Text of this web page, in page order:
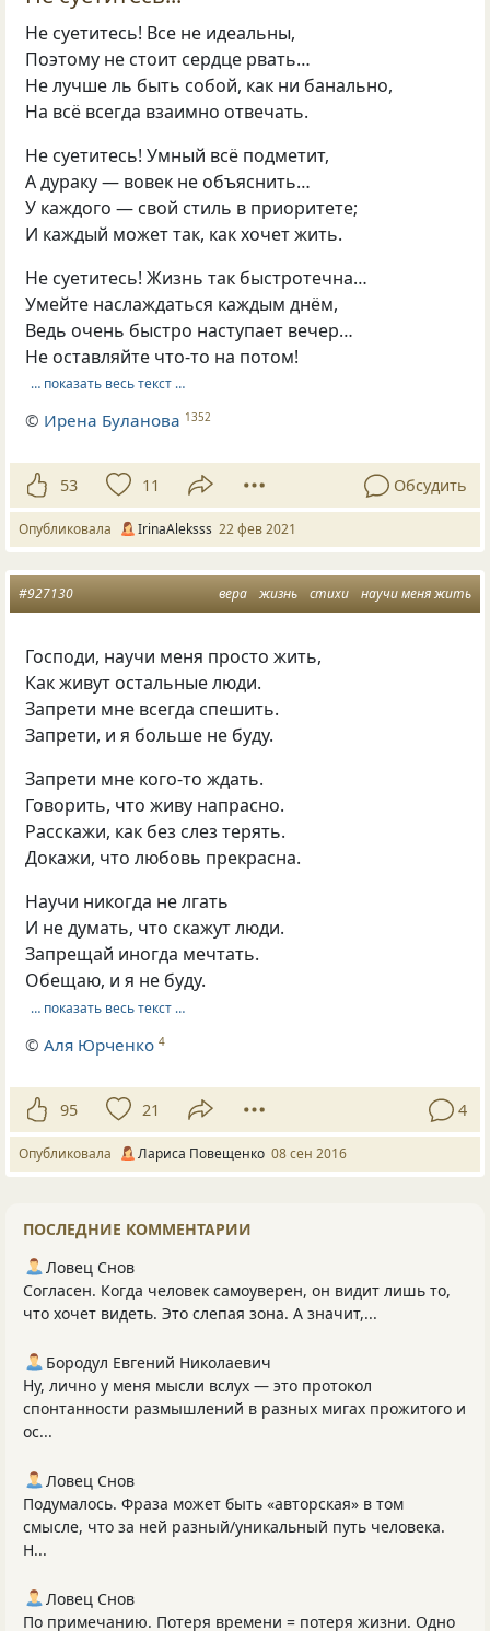
Не суетитесь! Все не идеальны,
Поэтому не стоит сердце рвать…
Не лучше ль быть собой, как ни банально,
На всё всегда взаимно отвечать.
Не суетитесь! Умный всё подметит,
А дураку — вовек не объяснить…
У каждого — свой стиль в приоритете;
И каждый может так, как хочет жить.
Не суетитесь! Жизнь так быстротечна…
Умейте наслаждаться каждым днём,
Ведь очень быстро наступает вечер…
Не оставляйте что-то на потом!
… показать весь текст …
© Ирена Буланова 1352
53 11 Обсудить
Опубликовала IrinaAleksss 22 фев 2021
вера жизнь стихи научи меня жить
#927130
Господи, научи меня просто жить,
Как живут остальные люди.
Запрети мне всегда спешить.
Запрети, и я больше не буду.
Запрети мне кого-то ждать.
Говорить, что живу напрасно.
Расскажи, как без слез терять.
Докажи, что любовь прекрасна.
Научи никогда не лгать
И не думать, что скажут люди.
Запрещай иногда мечтать.
Обещаю, и я не буду.
… показать весь текст …
©Аля Юрченко 4
95 21 4
Опубликовала Лариса Повещенко 08 сен 2016
ПОСЛЕДНИЕ КОММЕНТАРИИ
Ловец Снов
Согласен. Когда человек самоуверен, он видит лишь то,
что хочет видеть. Это слепая зона. А значит,...
Бородул Евгений Николаевич
Ну, лично у меня мысли вслух — это протокол
спонтанности размышлений в разных мигах прожитого и
ос...
Ловец Снов
Подумалось. Фраза может быть «авторская» в том
смысле, что за ней разный/уникальный путь человека.
Н...
Ловец Снов
По примечанию. Потеря времени = потеря жизни. Одно